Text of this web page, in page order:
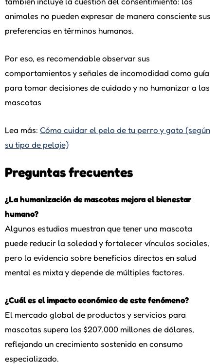
animales no pueden expresar de manera consciente sus
preferencias en términos humanos.
Por eso, es recomendable observar sus
comportamientos y señales de incomodidad como guía
para tomar decisiones de cuidado y no humanizar a las
mascotas
Lea más: Cómo cuidar el pelo de tu perro y gato (según
su tipo de pelaje)
Preguntas frecuentes
¿La humanización de mascotas mejora el bienestar
humano?
Algunos estudios muestran que tener una mascota
puede reducir la soledad y fortalecer vínculos sociales,
pero la evidencia sobre beneficios directos en salud
mental es mixta y depende de múltiples factores.
¿Cuál es el impacto económico de este fenómeno?
El mercado global de productos y servicios para
mascotas supera los $207.000 millones de dólares,
reflejando un crecimiento sostenido en consumo
especializado.